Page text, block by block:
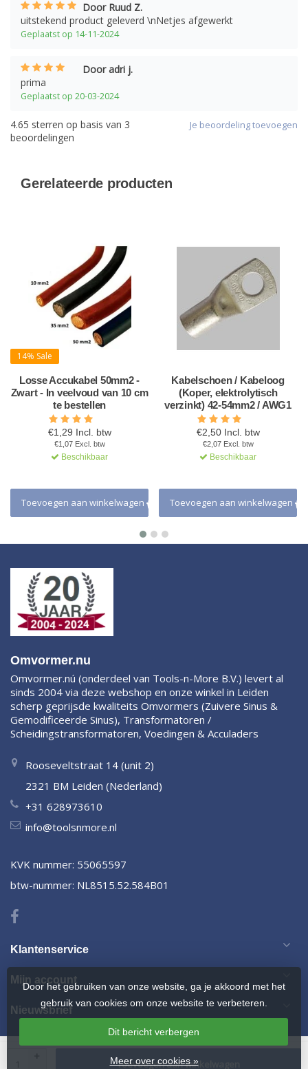
Toevoegen aan winkelwagen
Door Ruud Z.
uitstekend product geleverd \nNetjes afgewerkt
Geplaatst op 14-11-2024
Door adri j.
prima
Geplaatst op 20-03-2024
Je beoordeling toevoegen
4.65 sterren op basis van 3
beoordelingen
Gerelateerde producten
14% Sale
Losse Accukabel 50mm2 -
Zwart - In veelvoud van 10 cm
te bestellen
€1,29 Incl. btw
€1,07 Excl. btw
Beschikbaar
Toevoegen aan winkelwagen
Kabelschoen / Kabeloog
(Koper, elektrolytisch
verzinkt) 42-54mm2 / AWG1
€2,50 Incl. btw
€2,07 Excl. btw
Beschikbaar
Toevoegen aan winkelwagen
Omvormer.nu
Omvormer.nú (onderdeel van Tools-n-More B.V.) levert al
sinds 2004 via deze webshop en onze winkel in Leiden
scherp geprijsde kwaliteits Omvormers (Zuivere Sinus &
Gemodificeerde Sinus), Transformatoren /
Scheidingstransformatoren, Voedingen & Acculaders
Rooseveltstraat 14 (unit 2)
2321 BM Leiden (Nederland)
+31 628973610
info@toolsnmore.nl
KVK nummer: 55065597
btw-nummer: NL8515.52.584B01
Klantenservice
Mijn account
Nieuwsbrief
Door het gebruiken van onze website, ga je akkoord met het
gebruik van cookies om onze website te verbeteren.
Dit bericht verbergen
Meer over cookies »